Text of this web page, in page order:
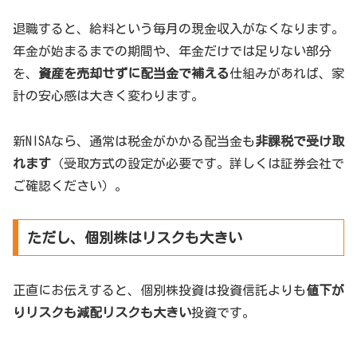
退職すると、給料という毎月の現金収入がなくなります。
年金が始まるまでの期間や、年金だけでは足りない部分
を、 資産を売却せずに配当金で補える仕組みがあれば、家
計の安心感は大きく変わります。
新NISAなら、通常は税金がかかる配当金も非課税で受け取
れます （受取方式の設定が必要です。詳しくは証券会社で
ご確認ください）。
ただし、個別株はリスクも大きい
正直にお伝えすると、個別株投資は投資信託よりも値下が
りリスクも減配リスクも大きい投資です。